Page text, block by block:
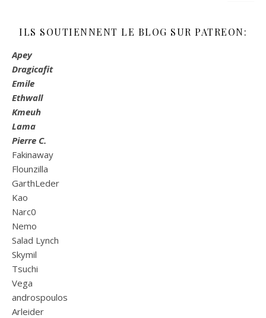
ILS SOUTIENNENT LE BLOG SUR PATREON:
Apey
Dragicafit
Emile
Ethwall
Kmeuh
Lama
Pierre C.
Fakinaway
Flounzilla
GarthLeder
Kao
Narc0
Nemo
Salad Lynch
Skymil
Tsuchi
Vega
androspoulos
Arleider